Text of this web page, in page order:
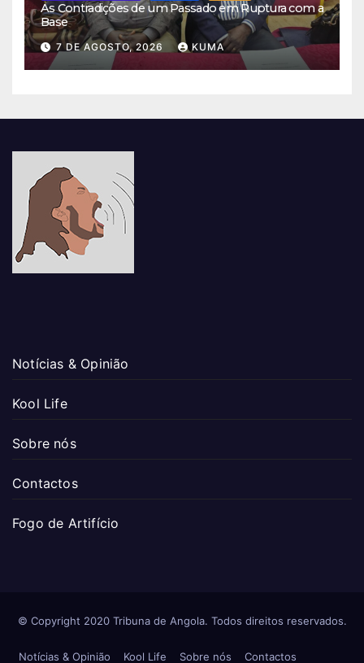
As Contradições de um Passado em Ruptura com a
Base
7 DE AGOSTO, 2026 KUMA
Notícias & Opinião
Kool Life
Sobre nós
Contactos
Fogo de Artifício
© Copyright 2020 Tribuna de Angola. Todos direitos reservados.
Notícias & Opinião Kool Life Sobre nós Contactos